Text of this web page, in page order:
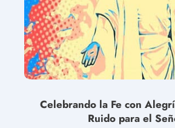
Celebrando la Fe con
Ruido para el